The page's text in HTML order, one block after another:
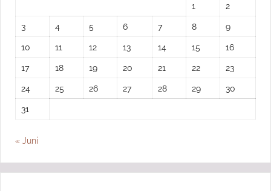
1
2
3
4 5 6 7 8
9
10
11 12 13 14 15
16
17
18 19 20 21 22
23
24
25 26 27 28 29
30
31
« Juni